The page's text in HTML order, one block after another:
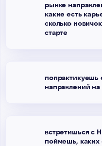
рынке
какие есть
сколько
старте
попрактикуешь
направлений на
встретишься с
поймешь, каких